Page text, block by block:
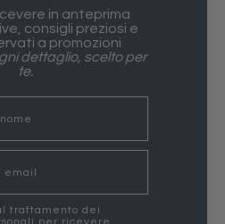
in anteprima
consigli preziosi e
a promozioni
dettaglio, scelto per
te.
trattamento dei